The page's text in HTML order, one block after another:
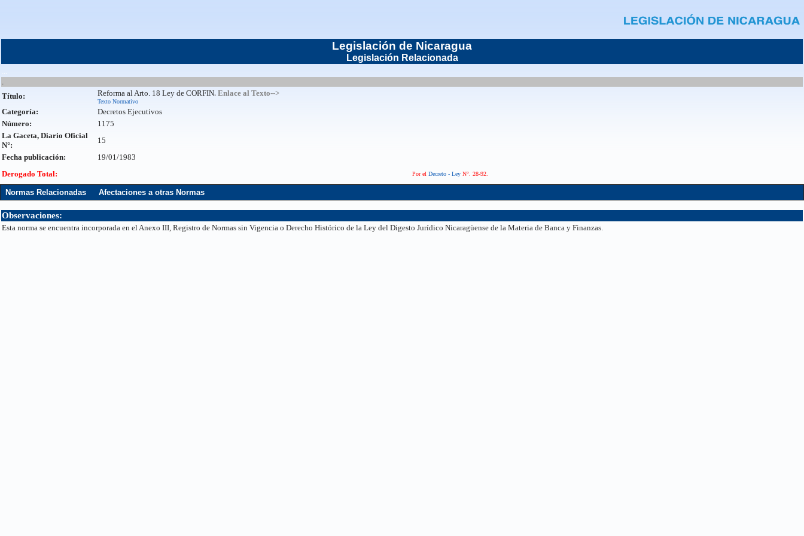
Legislación de Nicaragua
Legislación Relacionada
...
.
Título: Reforma al Arto. 18 Ley de CORFIN. Enlace al Texto-->
Texto Normativo
Categoría:
Decretos Ejecutivos
Número:
1175
La Gaceta, Diario Oficial
N°:
15
Fecha publicación:
19/01/1983
Derogado Total:
Por el Decreto - LeyN°. 28-92.
Normas Relacionadas Afectaciones a otras Normas
Observaciones:
Esta norma se encuentra incorporada en el Anexo III, Registro de Normas sin Vigencia o Derecho Histórico de la Ley del Digesto Jurídico Nicaragüense de la Materia de Banca y Finanzas.